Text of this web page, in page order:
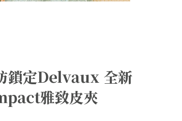
鎖定Delvaux 全新
雅致皮夾